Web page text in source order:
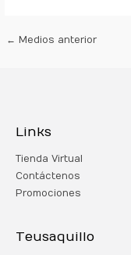
← Medios anterior
Links
Tienda Virtual
Contáctenos
Promociones
Teusaquillo